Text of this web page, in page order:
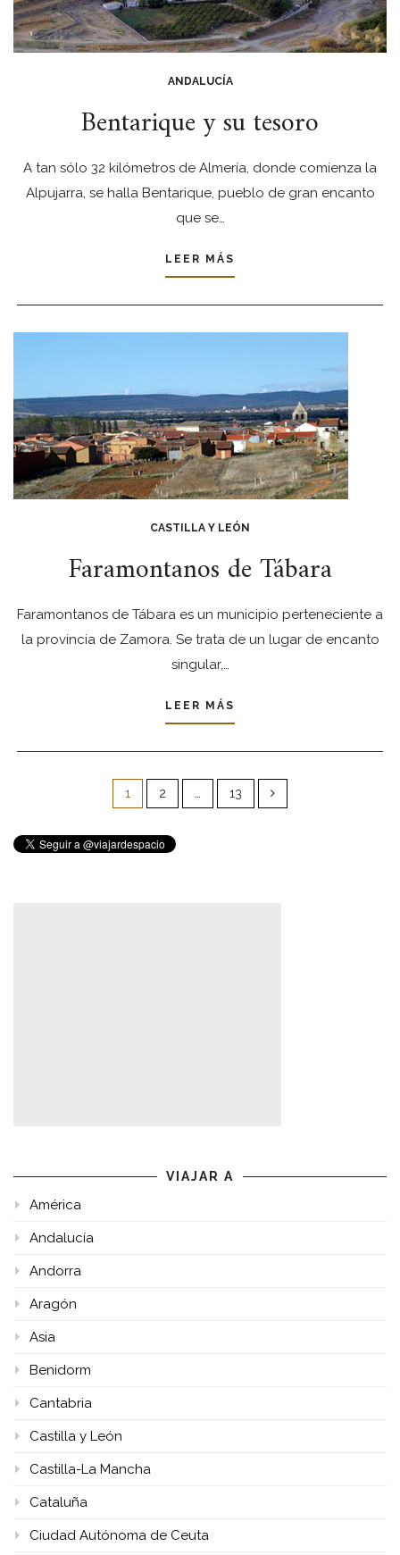
ANDALUCÍA
Bentarique y su tesoro
A tan sólo 32 kilómetros de Almería, donde comienza la
Alpujarra, se halla Bentarique, pueblo de gran encanto
que se…
LEER MÁS
CASTILLA Y LEÓN
Faramontanos de Tábara
Faramontanos de Tábara es un municipio perteneciente a
la provincia de Zamora. Se trata de un lugar de encanto
singular,…
LEER MÁS
Paginación
entradas
1 2 … 13
VIAJAR A
América
Andalucía
Andorra
Aragón
Asia
Benidorm
Cantabria
Castilla y León
Castilla-La Mancha
Cataluña
Ciudad Autónoma de Ceuta